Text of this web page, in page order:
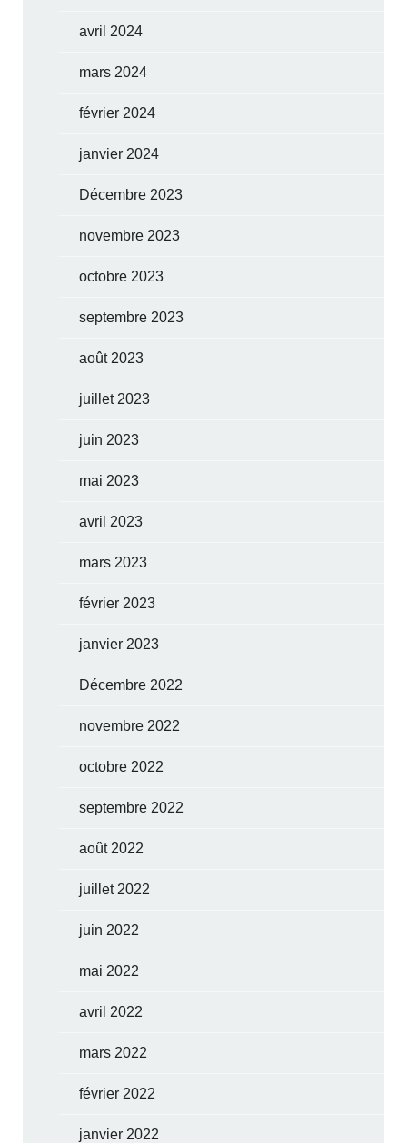
avril 2024
mars 2024
février 2024
janvier 2024
Décembre 2023
novembre 2023
octobre 2023
septembre 2023
août 2023
juillet 2023
juin 2023
mai 2023
avril 2023
mars 2023
février 2023
janvier 2023
Décembre 2022
novembre 2022
octobre 2022
septembre 2022
août 2022
juillet 2022
juin 2022
mai 2022
avril 2022
mars 2022
février 2022
janvier 2022